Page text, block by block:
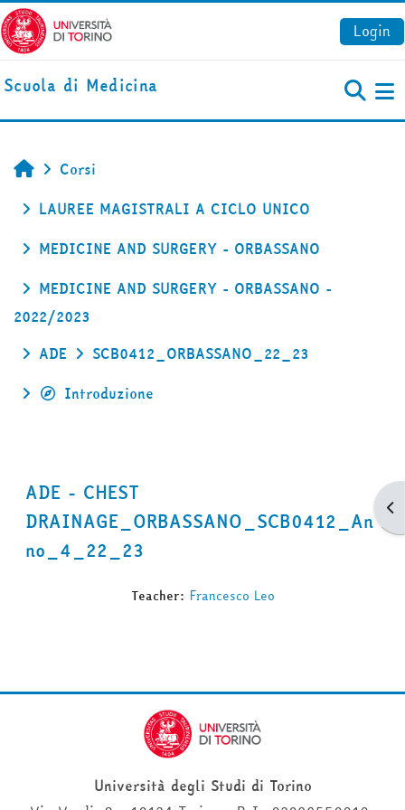
Vai al contenuto principale
Login
Scuola di Medicina
Home
Corsi
LAUREE MAGISTRALI A CICLO UNICO
MEDICINE AND SURGERY - ORBASSANO
MEDICINE AND SURGERY - ORBASSANO -
2022/2023
ADE
SCB0412_ORBASSANO_22_23
Introduzione
ADE - CHEST
DRAINAGE_ORBASSANO_SCB0412_An
no_4_22_23
Teacher: Francesco Leo
Università degli Studi di Torino